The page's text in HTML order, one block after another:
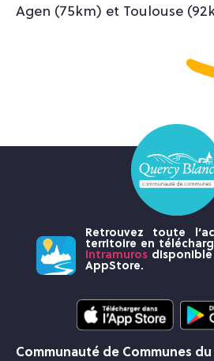
Agen (75km) et Toulouse
Retrouvez toute
territoire en
Intramuros disponible
AppStore.
Communauté de Communes